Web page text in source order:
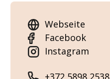
Webseite
Facebook
Instagram
+372 5898 2538